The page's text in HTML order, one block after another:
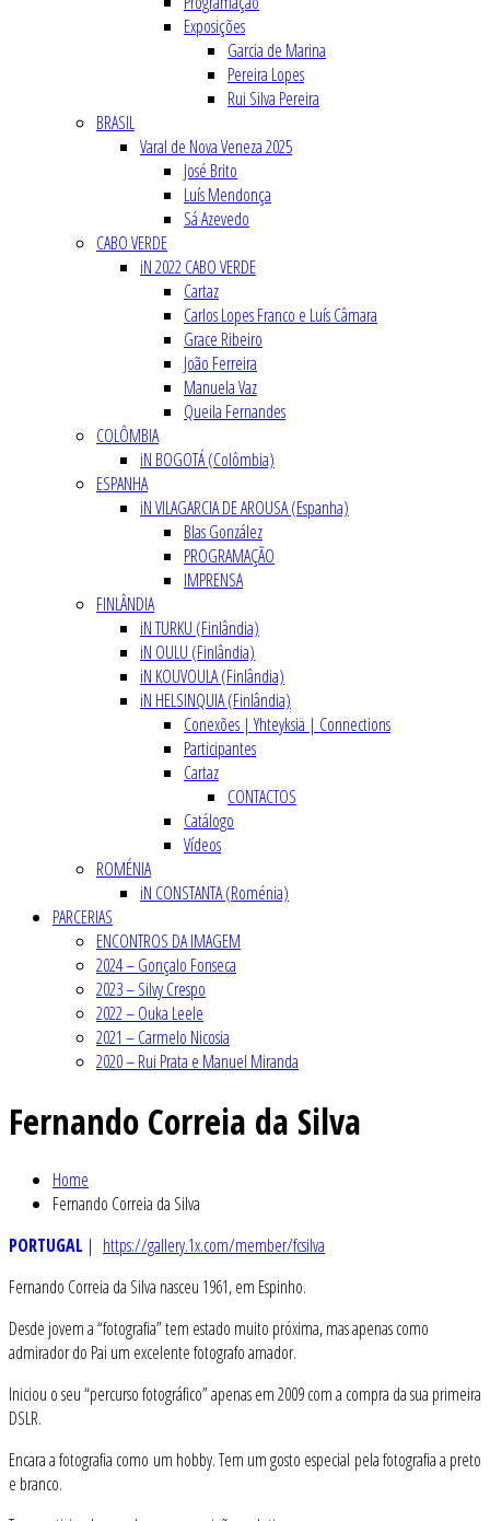
Exposições
Garcia de Marina
Pereira Lopes
Rui Silva Pereira
BRASIL
Varal de Nova Veneza 2025
José Brito
Luís Mendonça
Sá Azevedo
CABO VERDE
iN 2022 CABO VERDE
Cartaz
Carlos Lopes Franco e Luís Câmara
Grace Ribeiro
João Ferreira
Manuela Vaz
Queila Fernandes
COLÔMBIA
iN BOGOTÁ (Colômbia)
ESPANHA
iN VILAGARCIA DE AROUSA (Espanha)
Blas González
PROGRAMAÇÃO
IMPRENSA
FINLÂNDIA
iN TURKU (Finlândia)
iN OULU (Finlândia)
iN KOUVOULA (Finlândia)
iN HELSINQUIA (Finlândia)
Conexões | Yhteyksiä | Connections
Participantes
Cartaz
CONTACTOS
Catálogo
Vídeos
ROMÉNIA
iN CONSTANTA (Roménia)
PARCERIAS
ENCONTROS DA IMAGEM
2024 – Gonçalo Fonseca
2023 – Silvy Crespo
2022 – Ouka Leele
2021 – Carmelo Nicosia
2020 – Rui Prata e Manuel Miranda
Fernando Correia da Silva
Home
Fernando Correia da Silva
PORTUGAL | https://gallery.1x.com/member/fcsilva
Fernando Correia da Silva nasceu 1961, em Espinho.
Desde jovem a “fotografia” tem estado muito próxima, mas apenas como
admirador do Pai um excelente fotografo amador.
Iniciou o seu “percurso fotográfico” apenas em 2009 com a compra da sua primeira
DSLR.
Encara a fotografia como um hobby. Tem um gosto especial pela fotografia a preto
e branco.